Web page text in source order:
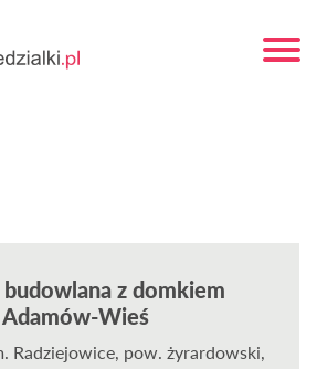
budowlana z domkiem
Wieś
Radziejowice, pow. żyrardowski,